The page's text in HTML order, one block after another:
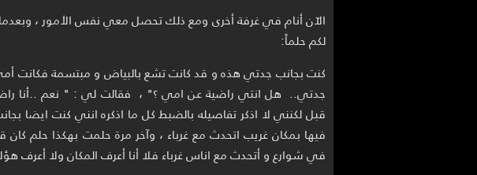
الآن أنام في غرفة أخرى ومع ذلك تحصل معي نفس الأمور ،
لكم حلماً:
كنت بجانب جدتي هذه و قد كانت تشع بالبياض و مبتسمة فكانت
جدتي.. هل انتي راضية عن امي ؟" ، فقالت لي : " نعم ..أنا
قبل لكنني لا اذكر تفاصيله بالضبط كل ما اذكره انني كنت ايضا
فيها بمكان غريب اتحدث مع غرباء ، وآخر مرة حلمت بهكذا حلم كان
في شوارع و أتحدث مع اناس غرباء فلا أنا أعرف المكان ولا أعرف